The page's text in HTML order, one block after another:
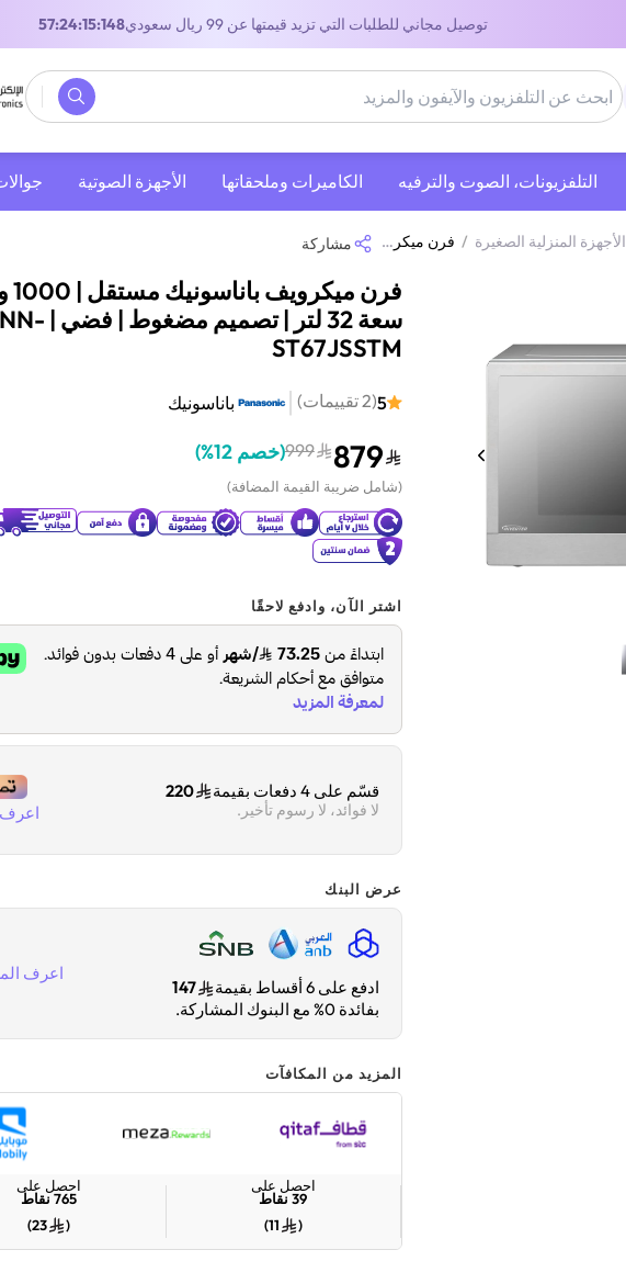
توصيل مجاني للطلبات التي تزيد قيمتها عن 99 ريال سعودي 56:24:15:148
التلفزيونات، الصوت والترفيه ‫الكاميرات وملحقاتها‬ الأجهزة الصوتية
الأجهزة المنزلية الصغيرة / فرن ميكرويف باناسونيك مستقل | 1000 واط | سعة 32 لتر | تصميم مضغوط | فضي | NN-ST67JSSTM مشاركة
فرن
سعة 32 لتر | تصميم مضغوط | فضي | NN-
ST67JSSTM
5
(
2تقييمات) باناسونيك
879
999
(خصم 12% )
(شامل ضريبة القيمة المضافة)
اشتر الآن، وادفع لاحقًا
قسّم على 4 دفعات بقيمة 220
لا فوائد، لا رسوم تأخير. اعرف
عرض البنك
ادفع على 6 أقساط بقيمة
147
بفائدة 0% مع البنوك المشاركة.
اعرف
المزيد من المكافآت
احصل على
39 نقاط
(
11
)
احصل على
765نقاط
(
23
)